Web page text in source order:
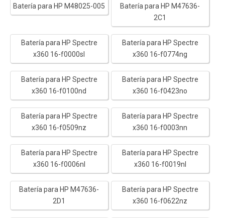
Batería para HP M48025-005
Batería para HP M47636-
2C1
Batería para HP Spectre
x360 16-f0000sl
Batería para HP Spectre
x360 16-f0774ng
Batería para HP Spectre
x360 16-f0100nd
Batería para HP Spectre
x360 16-f0423no
Batería para HP Spectre
x360 16-f0509nz
Batería para HP Spectre
x360 16-f0003nn
Batería para HP Spectre
x360 16-f0006nl
Batería para HP Spectre
x360 16-f0019nl
Batería para HP M47636-
2D1
Batería para HP Spectre
x360 16-f0622nz